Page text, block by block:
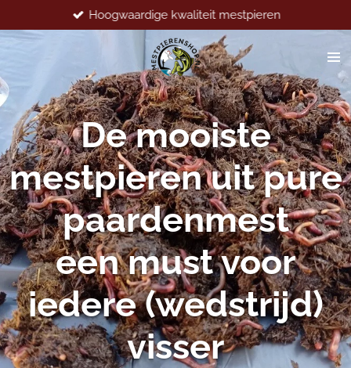
direct
hoofdinhoud
Hoogwaardige kwaliteit mestpieren
De mooiste
mestpieren uit pure
paardenmest
een must voor
iedere (wedstrijd)
visser